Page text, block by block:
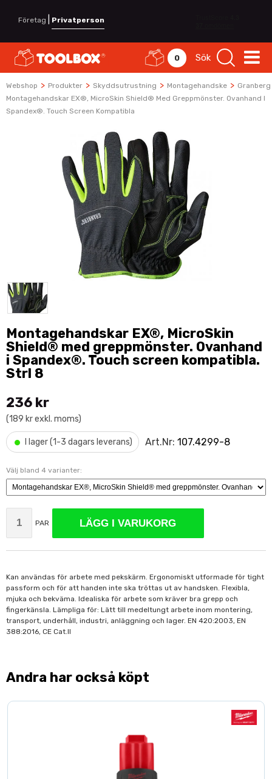
Företag Privatperson
0 Sök
Webshop > Produkter > Skyddsutrustning > Montagehandske > Granberg
Montagehandskar EX®, MicroSkin Shield® Med Greppmönster. Ovanhand I
Spandex®. Touch Screen Kompatibla
Montagehandskar EX®, MicroSkin
Shield® med greppmönster. Ovanhand
i Spandex®. Touch screen kompatibla.
Strl 8
236 kr
(189 kr exkl. moms)
• I lager (1-3 dagars leverans) Art.Nr: 107.4299-8
Välj bland 4 varianter:
PAR LÄGG I VARUKORG
Kan användas för arbete med pekskärm. Ergonomiskt utformade för tight
passform och för att handen inte ska tröttas ut av handsken. Flexibla,
mjuka och bekväma. Idealiska för arbete som kräver bra grepp och
fingerkänsla. Lämpliga för: Lätt till medeltungt arbete inom montering,
transport, underhåll, industri, anläggning och lager. EN 420:2003, EN
388:2016, CE Cat.II
Andra har också köpt